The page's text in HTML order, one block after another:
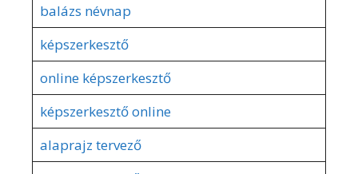
balázs névnap
képszerkesztő
online képszerkesztő
képszerkesztő online
alaprajz tervező